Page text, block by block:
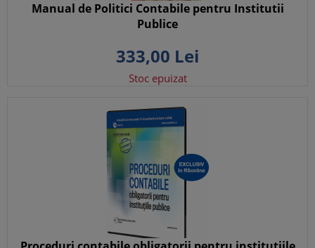
Manual de Politici Contabile pentru Institutii
Publice
333,00 Lei
Stoc epuizat